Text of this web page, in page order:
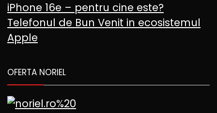
iPhone 16e – pentru cine este?
Telefonul de Bun Venit in ecosistemul
Apple
OFERTA NORIEL